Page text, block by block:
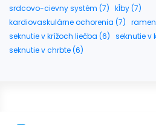
srdcovo-cievny systém (7) kĺby (7)
kardiovaskulárne ochorenia (7)
seknutie v krížoch liečba (6) seknutie v
seknutie v chrbte (6)